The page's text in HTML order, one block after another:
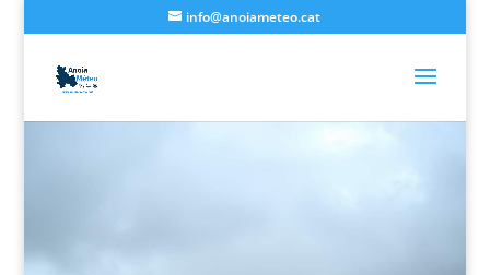
info@anoiameteo.cat